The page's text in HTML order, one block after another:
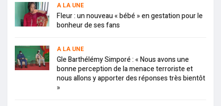
A LA UNE
Fleur : un nouveau « bébé » en gestation pour le
bonheur de ses fans
A LA UNE
Gle Barthélémy Simporé : « Nous avons une
bonne perception de la menace terroriste et
nous allons y apporter des réponses très bientôt
»